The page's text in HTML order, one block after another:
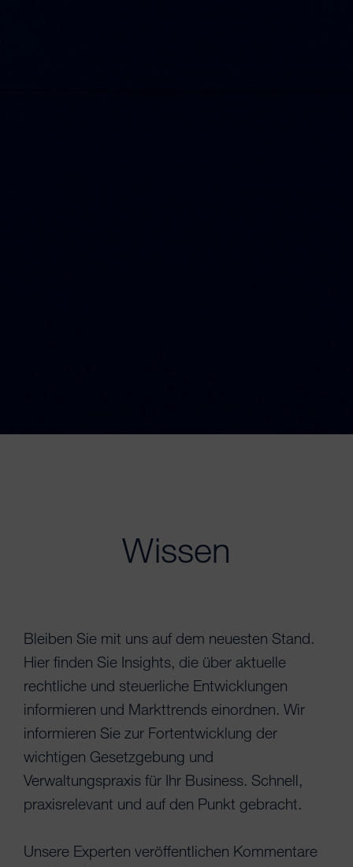
Wissen
Bleiben Sie mit uns auf dem neuesten Stand.
Hier finden Sie Insights, die über aktuelle
rechtliche und steuerliche Entwicklungen
informieren und Markttrends einordnen. Wir
informieren Sie zur Fortentwicklung der
wichtigen Gesetzgebung und
Verwaltungspraxis für Ihr Business. Schnell,
praxisrelevant und auf den Punkt gebracht.
Unsere Experten veröffentlichen Kommentare